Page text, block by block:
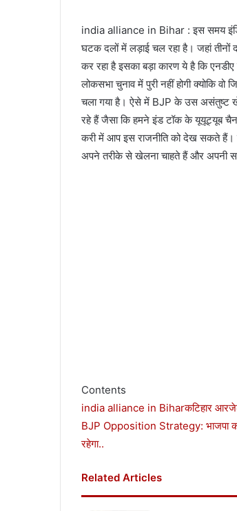
india alliance in Bihar : इस समय
घटक दलों में लड़ाई चल रहा है। जहां तीनों
कर रहा है इसका बड़ा कारण ये है कि
लोकसभा चुनाव में पुरी नहीं होगी क्योकि
चला गया है। ऐसे में BJP के उस असंतुष्ट
रहे हैं जैसा कि हमने इंड टॉक के यूयूट्यूब
करी में आप इस राजनीति को देख सकते हैं।
अपने तरीके से खेलना चाहते हैं और अपनी
Contents
india alliance in Biharकटिहार
BJP Opposition Strategy: भाजपा का
रहेगा..
Related Articles